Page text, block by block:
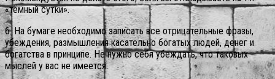
«тёмный сутки».
6. На бумаге необходимо записать все отрицательные фразы,
убеждения, размышления касательно богатых людей, денег и
богатства в принципе. Не нужно себя убеждать, что таковых
мыслей у вас не имеется.